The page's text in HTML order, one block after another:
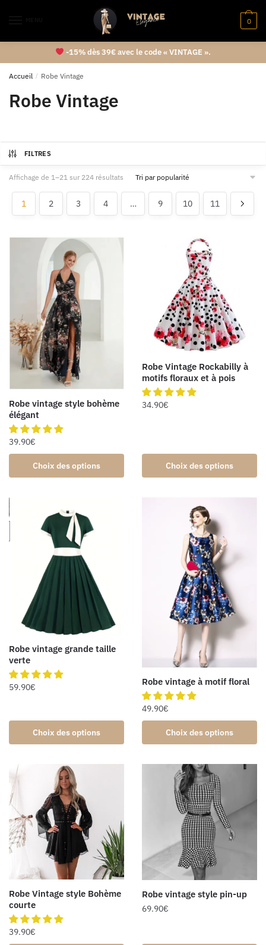
0
-15% dès 39€ avec le code « VINTAGE ».
Accueil / Robe Vintage
Robe Vintage
FILTRES
Affichage de 1–21 sur 224 résultats
1 2 3 4 … 9 10 11
Robe vintage style bohème
élégant
39.90€
Choix des options
Robe Vintage Rockabilly à
motifs floraux et à pois
34.90€
Choix des options
Robe vintage grande taille
verte
59.90€
Choix des options
Robe vintage à motif floral
49.90€
Choix des options
Robe Vintage style Bohème
courte
39.90€
Robe vintage style pin-up
69.90€